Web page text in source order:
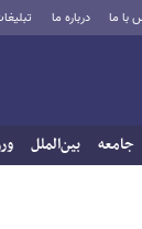
با ما درباره ما
جامعه بین‌الملل